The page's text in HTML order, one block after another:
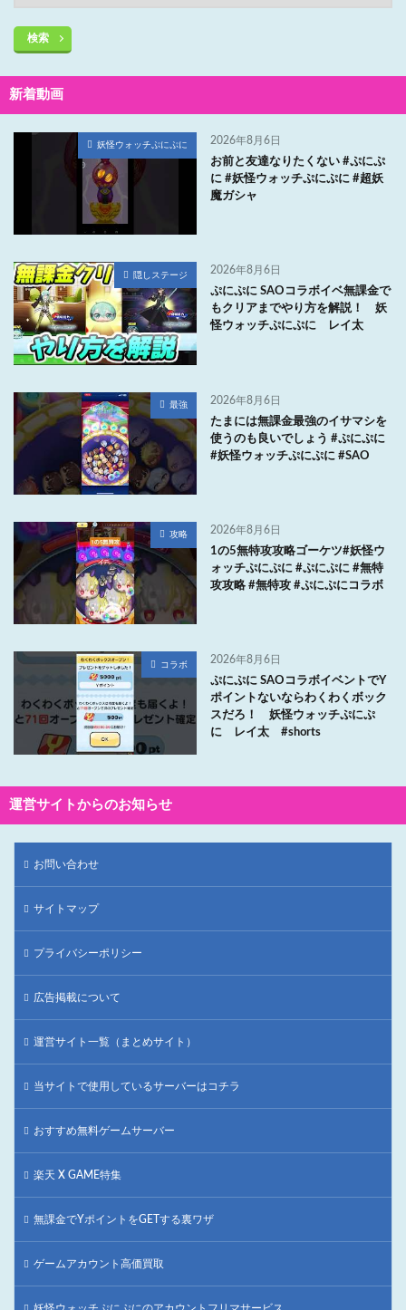
検索
新着動画
妖怪ウォッチぷにぷに 2026年8月6日
お前と友達なりたくない #ぷにぷ
に #妖怪ウォッチぷにぷに #超妖
魔ガシャ
隠しステージ 2026年8月6日
ぷにぷに SAOコラボイベ無課金で
もクリアまでやり方を解説！ 妖
怪ウォッチぷにぷに レイ太
最強 2026年8月6日
たまには無課金最強のイサマシを
使うのも良いでしょう #ぷにぷに
#妖怪ウォッチぷにぷに #SAO
攻略 2026年8月6日
1の5無特攻攻略ゴーケツ#妖怪ウ
ォッチぷにぷに #ぷにぷに #無特
攻攻略 #無特攻 #ぷにぷにコラボ
コラボ 2026年8月6日
ぷにぷに SAOコラボイベントでY
ポイントないならわくわくボック
スだろ！ 妖怪ウォッチぷにぷ
に レイ太 #shorts
運営サイトからのお知らせ
お問い合わせ
サイトマップ
プライバシーポリシー
広告掲載について
運営サイト一覧（まとめサイト）
当サイトで使用しているサーバーはコチラ
おすすめ無料ゲームサーバー
楽天 X GAME特集
無課金でYポイントをGETする裏ワザ
ゲームアカウント高価買取